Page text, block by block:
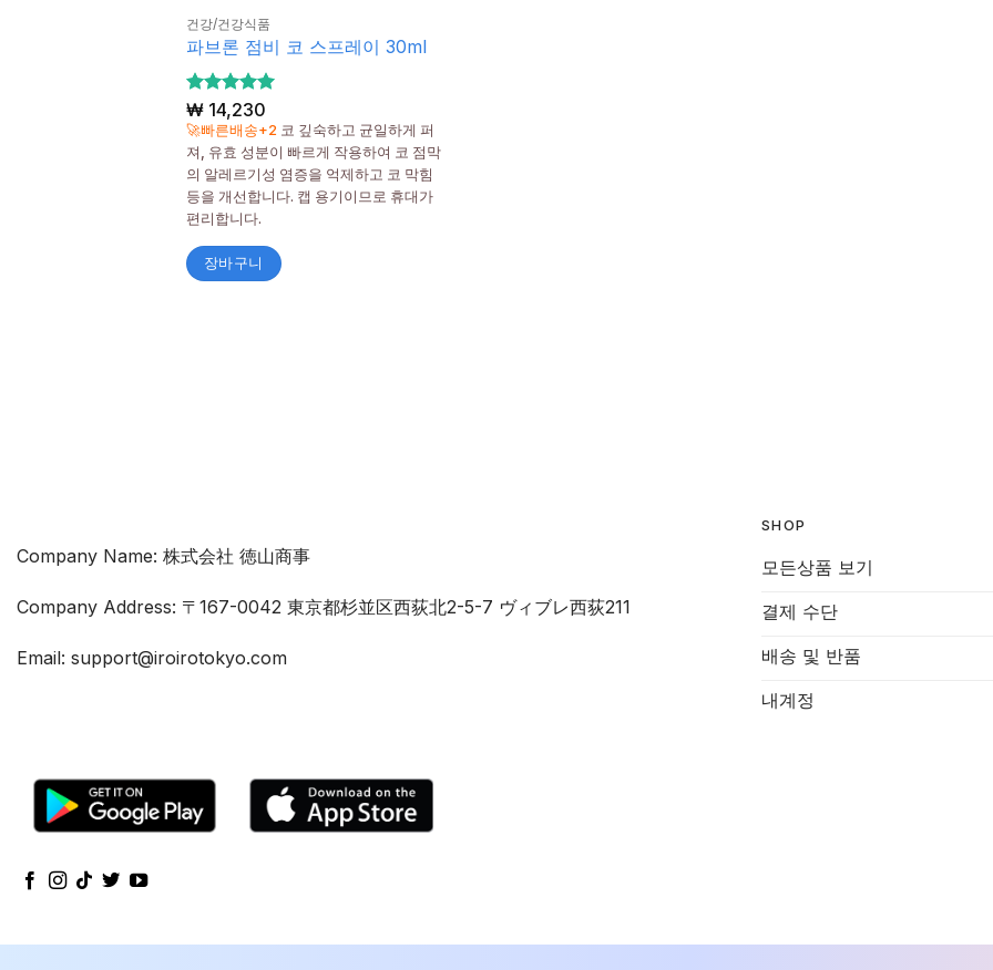
건강/건강식품
파브론 점비 코 스프레이 30ml
5 중에서
5로 평가
됨
₩14,230
🚀빠른배송+2코 깊숙하고 균일하게 퍼
져, 유효 성분이 빠르게 작용하여 코 점막
의 알레르기성 염증을 억제하고 코 막힘
등을 개선합니다. 캡 용기이므로 휴대가
편리합니다.
장바구니
Company Name: 株式会社 徳山商事
Company Address: 〒167-0042 東京都杉並区西荻北2-5-7 ヴィブレ西荻211
Email: support@iroirotokyo.com
SHOP
모든상품 보기
결제 수단
배송 및 반품
내계정